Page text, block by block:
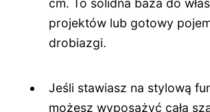
projektów lub gotowy
drobiazgi.
Jeśli stawiasz na stylową
możesz wyposażyć całą